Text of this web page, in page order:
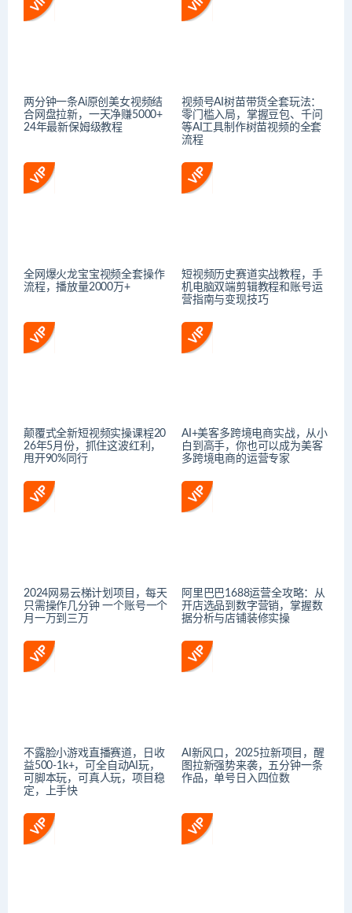
两分钟一条Ai原创美女视频结
合网盘拉新，一天净赚5000+
24年最新保姆级教程
视频号AI树苗带货全套玩法：
零门槛入局，掌握豆包、千问
等AI工具制作树苗视频的全套
流程
全网爆火龙宝宝视频全套操作
流程，播放量2000万+
短视频历史赛道实战教程，手
机电脑双端剪辑教程和账号运
营指南与变现技巧
颠覆式全新短视频实操课程20
26年5月份，抓住这波红利，
甩开90%同行
AI+美客多跨境电商实战，从小
白到高手，你也可以成为美客
多跨境电商的运营专家
2024网易云梯计划项目，每天
只需操作几分钟 一个账号一个
月一万到三万
阿里巴巴1688运营全攻略：从
开店选品到数字营销，掌握数
据分析与店铺装修实操
不露脸小游戏直播赛道，日收
益500-1k+，可全自动AI玩，
可脚本玩，可真人玩，项目稳
定，上手快
AI新风口，2025拉新项目，醒
图拉新强势来袭，五分钟一条
作品，单号日入四位数